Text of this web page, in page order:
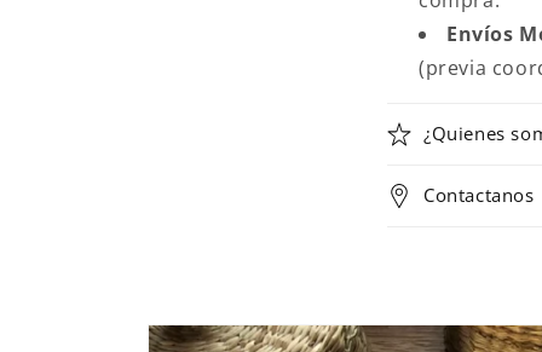
d
e
s
e
Envíos
(previa
¿Quienes
Contactanos